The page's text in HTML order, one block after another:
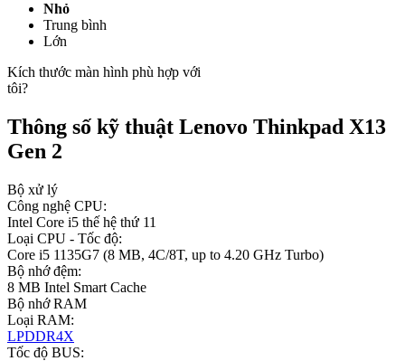
Nhỏ
Trung bình
Lớn
Kích thước màn hình phù hợp với
tôi?
Thông số kỹ thuật Lenovo Thinkpad X13
Gen 2
Bộ xử lý
Công nghệ CPU:
Intel Core i5 thế hệ thứ 11
Loại CPU - Tốc độ:
Core i5 1135G7 (8 MB, 4C/8T, up to 4.20 GHz Turbo)
Bộ nhớ đệm:
8 MB Intel Smart Cache
Bộ nhớ RAM
Loại RAM:
LPDDR4X
Tốc độ BUS: